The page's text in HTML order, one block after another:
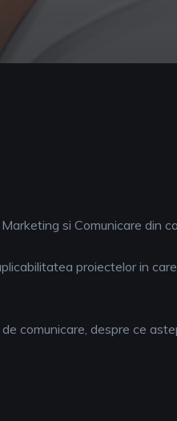
si Comunicare din
proiectelor in
comunicare, despre ce